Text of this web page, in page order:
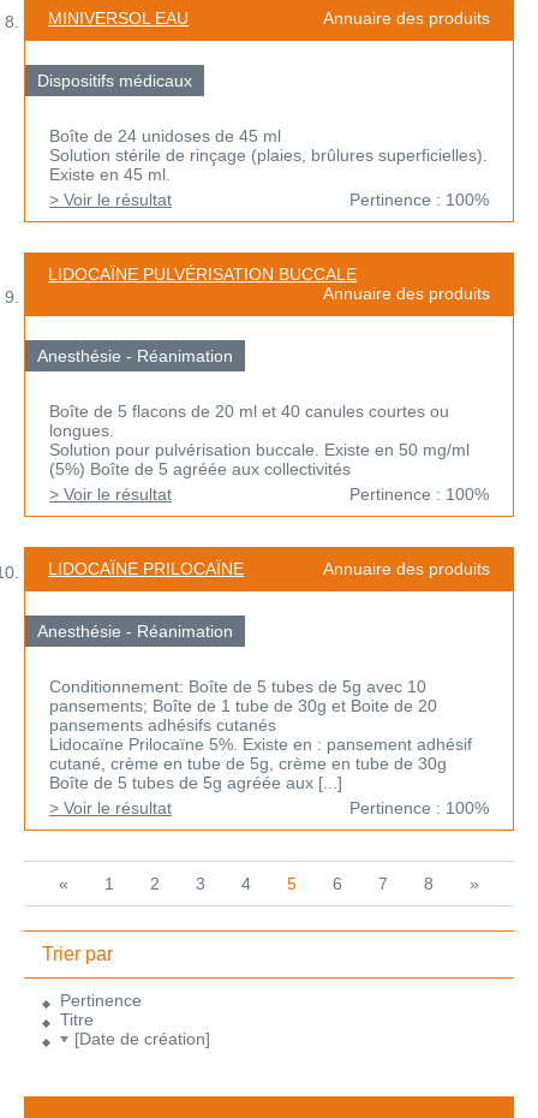
MINIVERSOL EAU Annuaire des produits
Dispositifs médicaux
Boîte de 24 unidoses de 45 ml
Solution stérile de rinçage (plaies, brûlures superficielles).
Existe en 45 ml.
> Voir le résultat
Pertinence : 100%
LIDOCAÏNE PULVÉRISATION BUCCALE
Annuaire des produits
Anesthésie - Réanimation
Boîte de 5 flacons de 20 ml et 40 canules courtes ou
longues.
Solution pour pulvérisation buccale. Existe en 50 mg/ml
(5%) Boîte de 5 agréée aux collectivités
> Voir le résultat
Pertinence : 100%
LIDOCAÏNE PRILOCAÏNE Annuaire des produits
Anesthésie - Réanimation
Conditionnement: Boîte de 5 tubes de 5g avec 10
pansements; Boîte de 1 tube de 30g et Boite de 20
pansements adhésifs cutanés
Lidocaïne Prilocaïne 5%. Existe en : pansement adhésif
cutané, crème en tube de 5g, crème en tube de 30g
Boîte de 5 tubes de 5g agréée aux [...]
> Voir le résultat
Pertinence : 100%
« 1 2 3 4 5 6 7 8 »
Trier par
Pertinence
Titre
[Date de création]